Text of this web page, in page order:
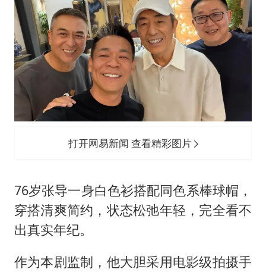
打开网易新闻 查看精彩图片
76岁张导一身白色衫搭配同色系棒球帽，
穿搭清爽简约，状态松弛年轻，完全看不
出真实年纪。
作为本剧监制，他大胆采用电影级拍摄手